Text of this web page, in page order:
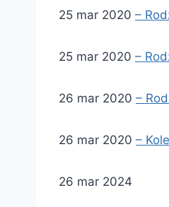
25 mar 2020 –
25 mar 2020 –
26 mar 2020 –
26 mar 2020 –
26 mar 2024